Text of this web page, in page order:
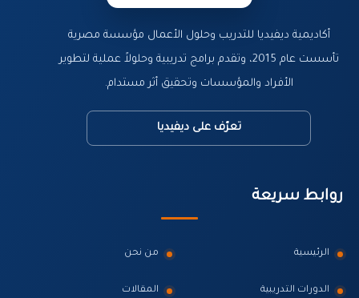
أكاديمية ديفيديا للتدريب وحلول الأعمال مؤسسة مصرية
تأسست عام 2015، وتقدم برامج تدريبية وحلولاً عملية لتطوير
الأفراد والمؤسسات وتحقيق أثر مستدام.
تعرّف على ديفيديا
روابط سريعة
الرئيسية من نحن
الدورات التدريبية المقالات